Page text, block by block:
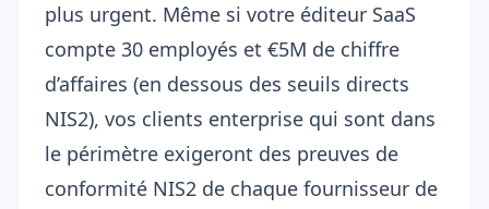
plus urgent. Même si votre éditeur SaaS
compte 30 employés et €5M de chiffre
d’affaires (en dessous des seuils directs
NIS2), vos clients enterprise qui sont dans
le périmètre exigeront des preuves de
conformité NIS2 de chaque fournisseur de